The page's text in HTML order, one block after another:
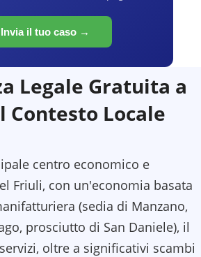
Invia il tuo caso →
Legale Gratuita a
Contesto Locale
centro economico e
Friuli, con un'economia basata
(sedia di Manzano,
prosciutto di San Daniele), il
oltre a significativi scambi